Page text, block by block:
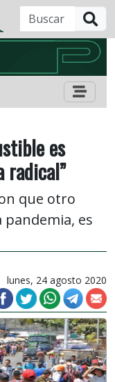
es
radical”
que otro
es
lunes, 24 agosto 2020